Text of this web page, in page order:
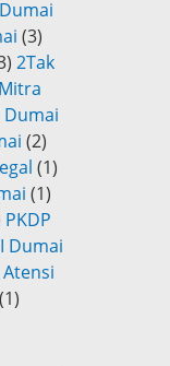
(3)
2Tak
Mitra
Dumai
(2)
(1)
(1)
PKDP
Dumai
Atensi
(1)